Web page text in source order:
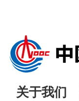
关于我们